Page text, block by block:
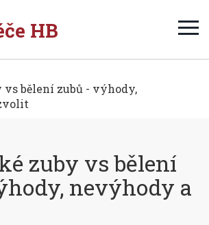
bělení zubů - výhody,
zuby vs bělení
nevýhody a